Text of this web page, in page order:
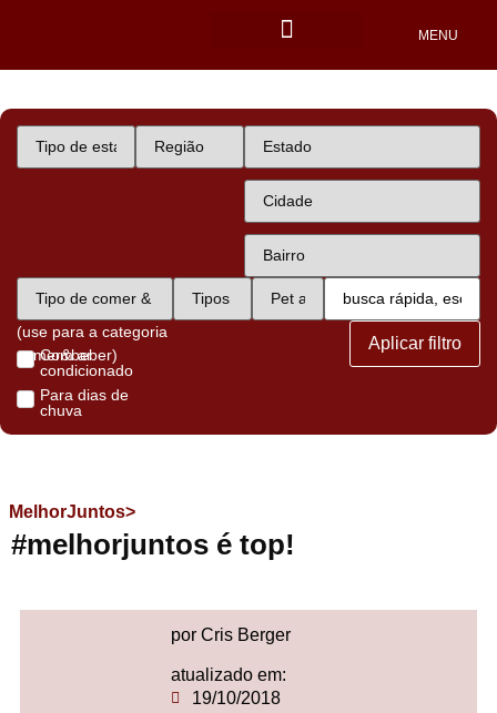
MENU
(use para a categoria
comer&beber)
Com ar
condicionado
Para dias de
chuva
Aplicar filtro
MelhorJuntos>
#melhorjuntos é top!
por Cris Berger
atualizado em:
19/10/2018